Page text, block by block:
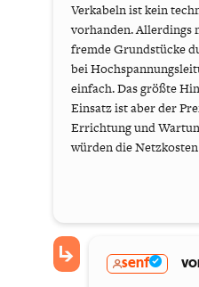
Verkabeln ist kein
vorhanden. Allerdings
fremde Grundstücke
bei
einfach. Das größte
Einsatz ist aber der
Errichtung und
würden die
senf